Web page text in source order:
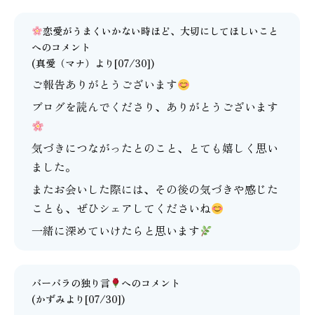
恋愛がうまくいかない時ほど、大切にしてほしいこと
へのコメント
(真愛（マナ） より[07/30])
ご報告ありがとうございます
ブログを読んでくださり、ありがとうございます
気づきにつながったとのこと、とても嬉しく思い
ました。
またお会いした際には、その後の気づきや感じた
ことも、ぜひシェアしてくださいね
一緒に深めていけたらと思います
バーバラの独り言
へのコメント
(かずみより[07/30])